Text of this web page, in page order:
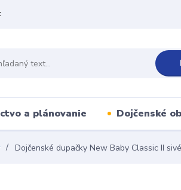
a plánovanie Dojčenské
Dojčenské dupačky New Baby Classic II